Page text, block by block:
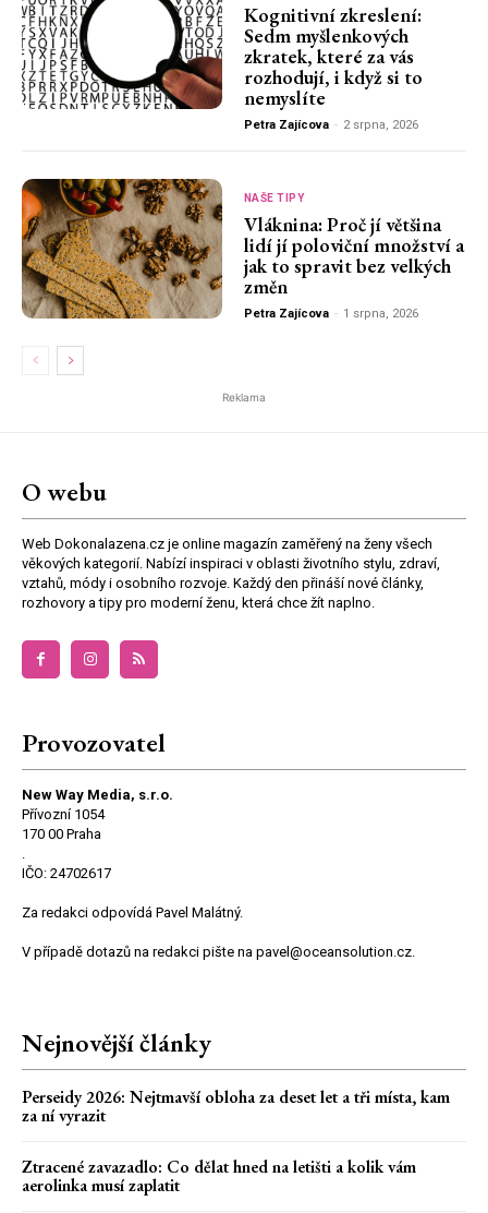
Kognitivní zkreslení:
Sedm myšlenkových
zkratek, které za vás
rozhodují, i když si to
nemyslíte
Petra Zajícova - 2 srpna, 2026
NAŠE TIPY
Vláknina: Proč jí většina
lidí jí poloviční množství a
jak to spravit bez velkých
změn
Petra Zajícova - 1 srpna, 2026
Reklama
O webu
Web Dokonalazena.cz je online magazín zaměřený na ženy všech
věkových kategorií. Nabízí inspiraci v oblasti životního stylu, zdraví,
vztahů, módy i osobního rozvoje. Každý den přináší nové články,
rozhovory a tipy pro moderní ženu, která chce žít naplno.
Provozovatel
New Way Media, s.r.o.
Přívozní 1054
170 00 Praha
.
IČO: 24702617
Za redakci odpovídá Pavel Malátný.
V případě dotazů na redakci pište na pavel@oceansolution.cz.
Nejnovější články
Perseidy 2026: Nejtmavší obloha za deset let a tři místa, kam
za ní vyrazit
Ztracené zavazadlo: Co dělat hned na letišti a kolik vám
aerolinka musí zaplatit